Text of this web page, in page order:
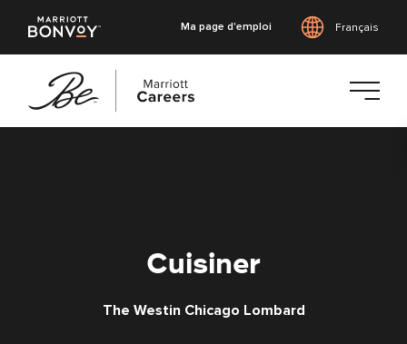
Ma page d'emploi Français
Cuisiner
The Westin Chicago Lombard